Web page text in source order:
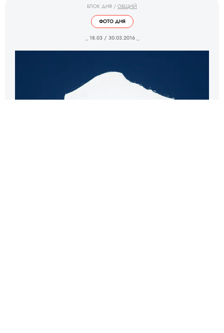
БЛОК ДНЯ / ОБЩИЙ
ФОТО ДНЯ
_ 18.03 / 30.03.2016 _